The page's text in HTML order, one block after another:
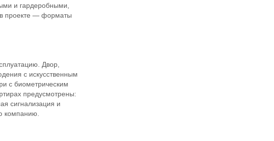
и гардеробными,
проекте — форматы
Двор,
с искусственным
с биометрическим
предусмотрены:
сигнализация и
компанию.